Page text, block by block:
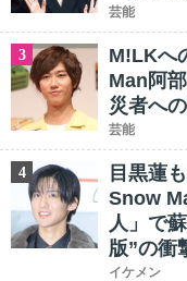
芸能
3
M!LKへ
Man阿
災者へ
芸能
4
目黒蓮
Snow
人」で
版”の衝
イケメン